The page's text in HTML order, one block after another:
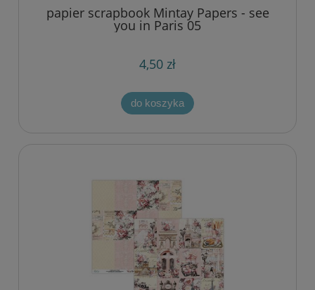
papier scrapbook Mintay Papers - see
you in Paris 05
4,50 zł
do koszyka